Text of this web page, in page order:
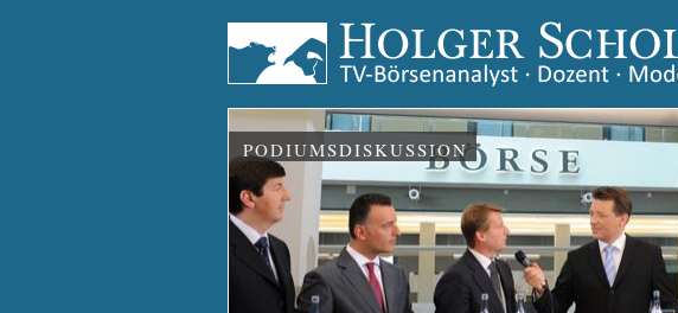
PODIUMSDISKUSSION